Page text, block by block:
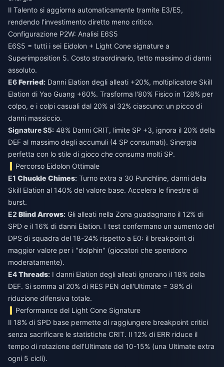
Il Talento si aggiorna automaticamente tramite E3/E5,
rendendo l'investimento diretto meno critico.
Configurazione P2W: Analisi E6S5
E6S5 = tutti i sei Eidolon + Light Cone signature a
Superimposition 5. Costo straordinario, tetto massimo di danni
assoluto.
E6Ferried: Danni Elation degli alleati +20%, moltiplicatore Skill
Elation di Yao Guang +60%. Trasforma l'80% Fisico in 128% per
colpo, e i colpi casuali dal 20% al 32% ciascuno: un picco di
danni massiccio.
Signature S5: 48% Danni CRIT, limite SP +3, ignora il 20% della
DEF al massimo degli accumuli (4 SP consumati). Sinergia
perfetta con lo stile di gioco che consuma molti SP.
Percorso Eidolon Ottimale
E1 Chuckle Chimes: Turno extra a 30 Punchline, danni della
Skill Elation al 140% del valore base. Accelera le finestre di
burst.
E2 Blind Arrows: Gli alleati nella Zona guadagnano il 12% di
SPD e il 16% di danni Elation. I test confermano un aumento del
DPS di squadra del 18-24% rispetto a E0: il breakpoint di
maggior valore per i "dolphin" (giocatori che spendono
moderatamente).
E4Threads: I danni Elation degli alleati ignorano il 18% della
DEF. Si somma al 20% di RES PEN dell'Ultimate = 38% di
riduzione difensiva totale.
Performance del Light Cone Signature
Il 18% di SPD base permette di raggiungere breakpoint critici
senza sacrificare le statistiche CRIT. Il 12% di ERR riduce il
tempo di rotazione dell'Ultimate del 10-15% (una Ultimate extra
ogni 5 cicli).